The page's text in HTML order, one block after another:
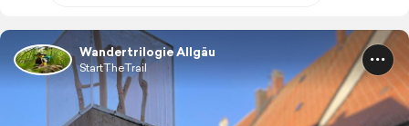
Wandertrilogie Allgäu
StartTheTrail